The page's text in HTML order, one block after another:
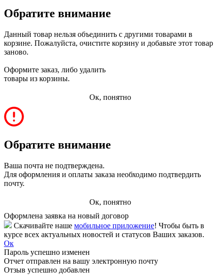
Обратите внимание
Данный товар нельзя объединить с другими товарами в
корзине. Пожалуйста, очистите корзину и добавьте этот товар
заново.
Оформите заказ, либо удалить
товары из корзины.
Ок, понятно
Обратите внимание
Ваша почта не подтверждена.
Для оформления и оплаты заказа необходимо подтвердить
почту.
Ок, понятно
Оформлена заявка на новый договор
Скачивайте наше мобильное приложение! Чтобы быть в
курсе всех актуальных новостей и статусов Ваших заказов.
Ок
Пароль успешно изменен
Отчет отправлен на вашу электронную почту
Отзыв успешно добавлен